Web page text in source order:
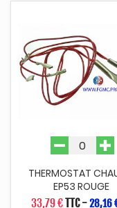
THERMOSTAT
EP53 ROUGE
33,79 €TTC-28,16